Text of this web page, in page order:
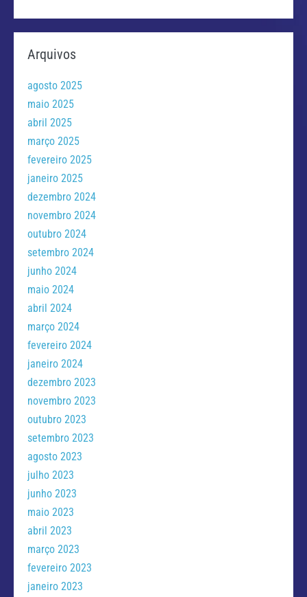
Arquivos
agosto 2025
maio 2025
abril 2025
março 2025
fevereiro 2025
janeiro 2025
dezembro 2024
novembro 2024
outubro 2024
setembro 2024
junho 2024
maio 2024
abril 2024
março 2024
fevereiro 2024
janeiro 2024
dezembro 2023
novembro 2023
outubro 2023
setembro 2023
agosto 2023
julho 2023
junho 2023
maio 2023
abril 2023
março 2023
fevereiro 2023
janeiro 2023